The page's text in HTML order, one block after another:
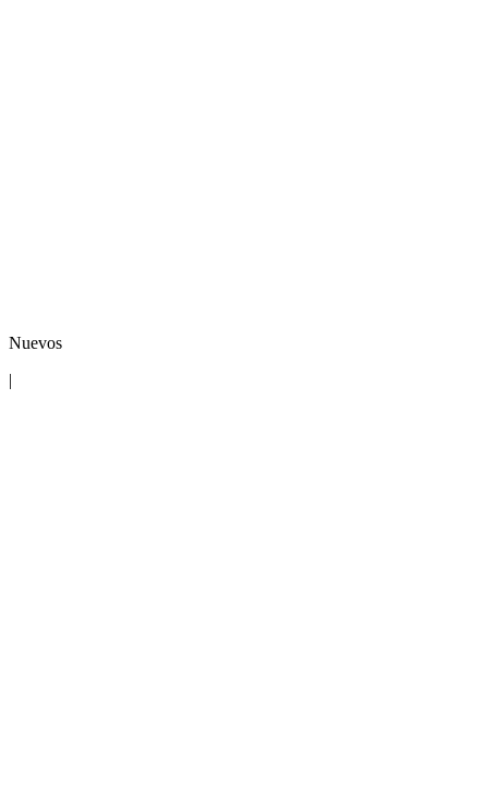
Nuevos
|